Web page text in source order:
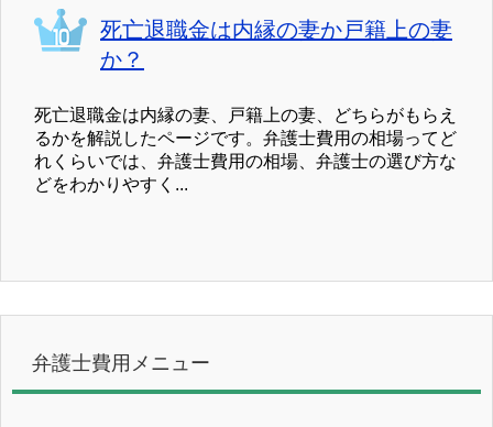
死亡退職金は内縁の妻か戸籍上の妻
か？
死亡退職金は内縁の妻、戸籍上の妻、どちらがもらえ
るかを解説したページです。弁護士費用の相場ってど
れくらいでは、弁護士費用の相場、弁護士の選び方な
どをわかりやすく...
弁護士費用メニュー